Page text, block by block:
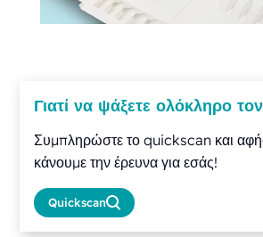
Γιατί να ψάξετε ολόκληρο
Συμπληρώστε το quickscan και
κάνουμε την έρευνα για εσάς!
Quickscan